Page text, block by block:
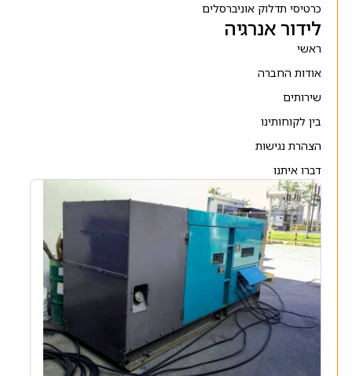
כרטיסי תדלוק אוניברסלים
לידור אנרגיה
ראשי
אודות החברה
שירותים
בין לקוחותינו
הצהרת נגישות
דברו איתנו